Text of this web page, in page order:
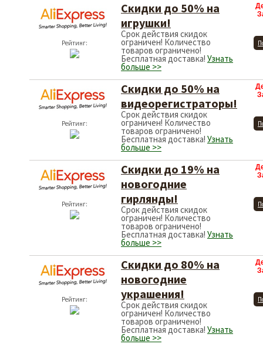
Рейтинг:
Скидки до 50% на
игрушки!
Срок действия скидок
ограничен! Количество
товаров ограничено!
Бесплатная доставка! Узнать
больше >>
Рейтинг:
Скидки до 50% на
видеорегистраторы!
Срок действия скидок
ограничен! Количество
товаров ограничено!
Бесплатная доставка! Узнать
больше >>
Рейтинг:
Скидки до 19% на
новогодние
гирлянды!
Срок действия скидок
ограничен! Количество
товаров ограничено!
Бесплатная доставка! Узнать
больше >>
Рейтинг:
Скидки до 80% на
новогодние
украшения!
Срок действия скидок
ограничен! Количество
товаров ограничено!
Бесплатная доставка! Узнать
больше >>